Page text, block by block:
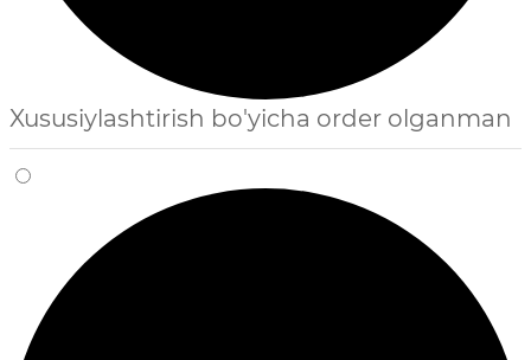
Xususiylashtirish bo'yicha order olganman